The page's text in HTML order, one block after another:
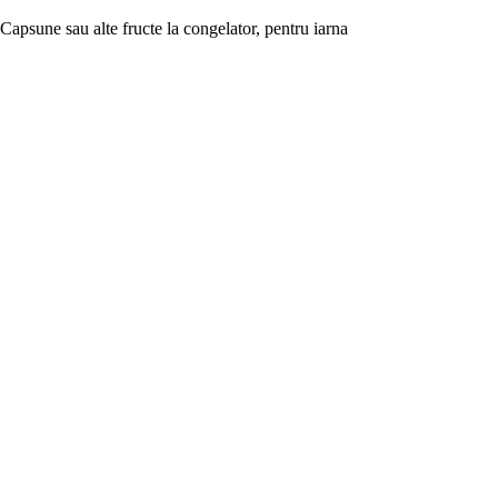
Capsune sau alte fructe la congelator, pentru iarna